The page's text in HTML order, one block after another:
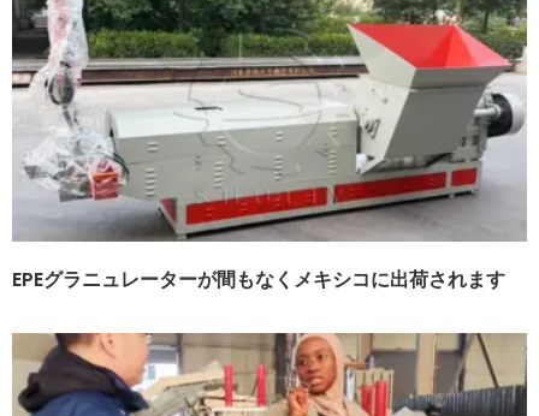
EPEグラニュレーターが間もなくメキシコに出荷されます